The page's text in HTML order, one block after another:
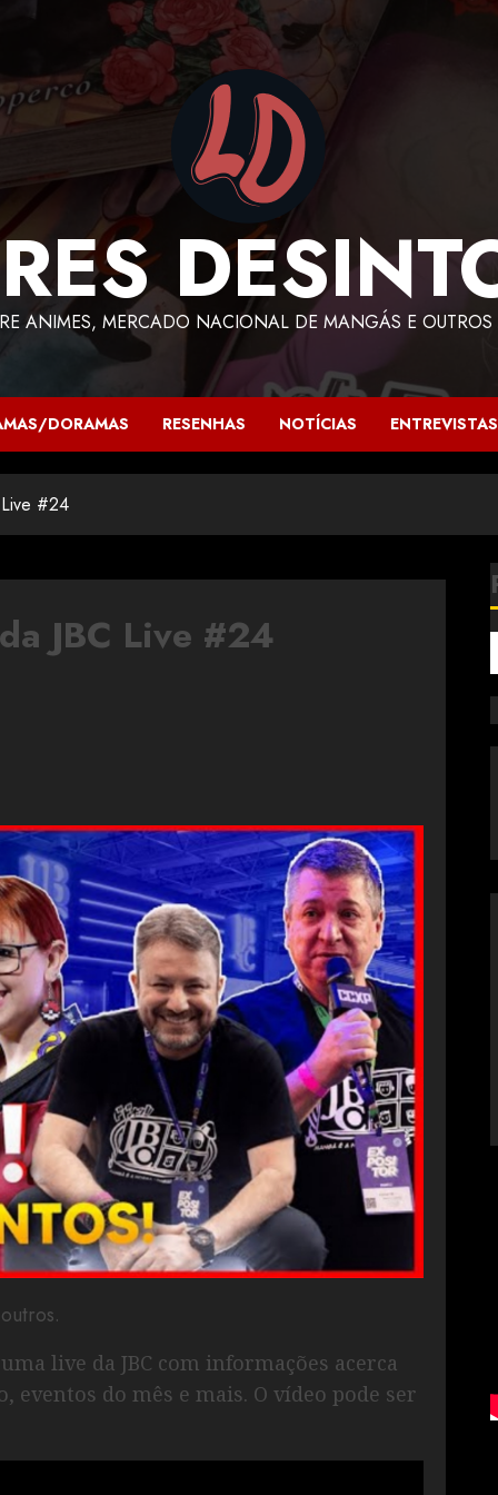
ANIMES, MERCADO NACIONAL DE MANGÁS E OUTROS
DORAMAS RESENHAS NOTÍCIAS ENTREVISTAS
#24
JBC Live #24
live da JBC com informações acerca
eventos do mês e mais. O vídeo pode ser